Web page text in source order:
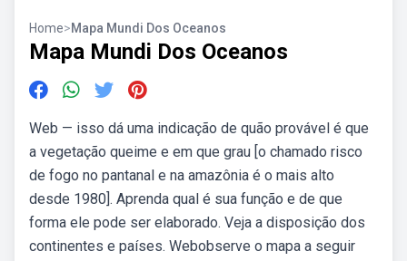
Home>Mapa Mundi Dos Oceanos
Mapa Mundi Dos Oceanos
Web — isso dá uma indicação de quão provável é que
a vegetação queime e em que grau [o chamado risco
de fogo no pantanal e na amazônia é o mais alto
desde 1980]. Aprenda qual é sua função e de que
forma ele pode ser elaborado. Veja a disposição dos
continentes e países. Webobserve o mapa a seguir